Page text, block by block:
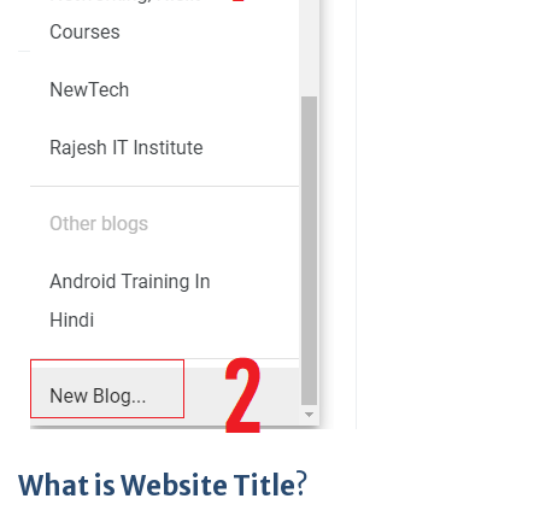
What is Website Title?